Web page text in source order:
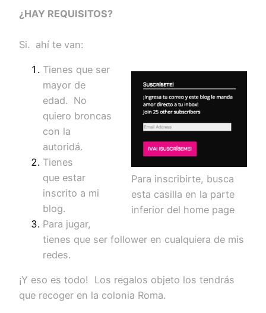
¿HAY REQUISITOS?
Si. ahí te van:
Para inscribirte, busca
esta casilla en la parte
inferior del home page
Tienes que ser
mayor de
edad. No
quiero broncas
con la
autoridá.
Tienes
que estar
inscrito a mi
blog.
Para jugar,
tienes que ser follower en cualquiera de mis
redes.
¡Y eso es todo! Los regalos objeto los tendrás
que recoger en la colonia Roma.